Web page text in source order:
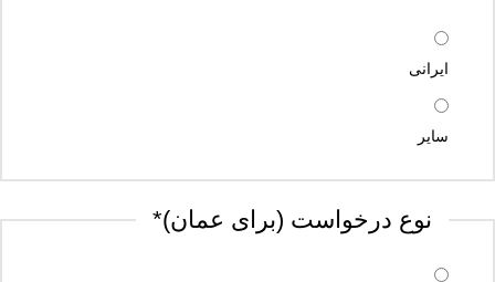
ایرانی
سایر
نوع درخواست (برای عمان)*